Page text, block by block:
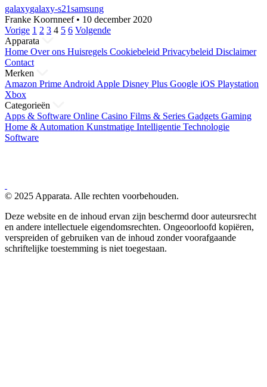
galaxygalaxy-s21samsung
Franke Koornneef• 10 december 2020
Berichten
paginering
Vorige 1 2 3 4 5 6 Volgende
Apparata
Home Over ons Huisregels Cookiebeleid Privacybeleid Disclaimer
Contact
Merken
Amazon Prime Android Apple Disney Plus Google iOS Playstation
Xbox
Categorieën
Apps & Software Online Casino Films & Series Gadgets Gaming
Home & Automation Kunstmatige Intelligentie Technologie
Software
© 2025 Apparata. Alle rechten voorbehouden.
Deze website en de inhoud ervan zijn beschermd door auteursrecht
en andere intellectuele eigendomsrechten. Ongeoorloofd kopiëren,
verspreiden of gebruiken van de inhoud zonder voorafgaande
schriftelijke toestemming is niet toegestaan.